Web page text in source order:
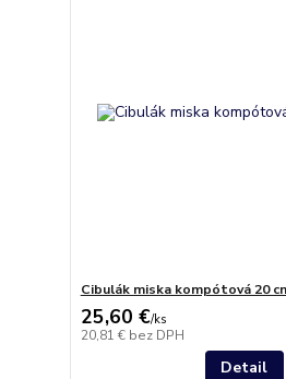
Cibulák miska kompótová 20
25,60 €/ks
20,81 € bez DPH
Detail